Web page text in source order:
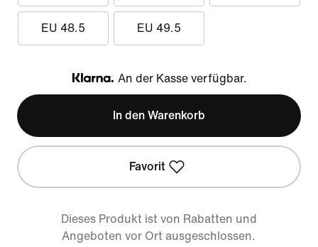
EU 48.5 EU 49.5
Klarna
An der Kasse verfügbar.
In den Warenkorb
Favorit
Dieses Produkt ist von Rabatten und
Angeboten vor Ort ausgeschlossen.